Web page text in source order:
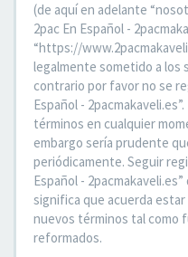
(de aquí en adelante
2pac En Español -
“https://
legalmente sometido a los
contrario por favor no se
Español -
términos en cualquier
embargo sería prudente
periódicamente. Seguir
Español -
significa que acuerda
nuevos términos tal como
reformados.